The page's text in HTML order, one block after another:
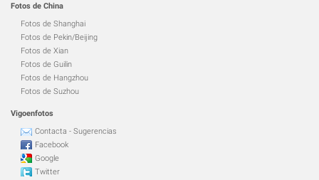
Fotos de China
Fotos de Shanghai
Fotos de Pekin/Beijing
Fotos de Xian
Fotos de Guilin
Fotos de Hangzhou
Fotos de Suzhou
Vigoenfotos
Contacta - Sugerencias
Facebook
Google
Twitter